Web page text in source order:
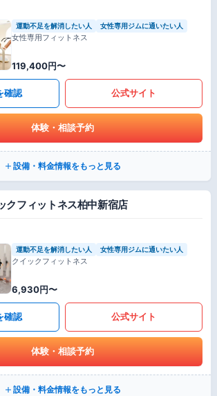
運動不足を解消したい人 女性専用ジムに通いたい人
女性専用フィットネス
119,400円〜
確認 公式サイト
体験・相談予約
設備・料金情報をもっと見る
クフィットネス柏中新宿店
運動不足を解消したい人 女性専用ジムに通いたい人
クイックフィットネス
6,930円〜
確認 公式サイト
体験・相談予約
設備・料金情報をもっと見る